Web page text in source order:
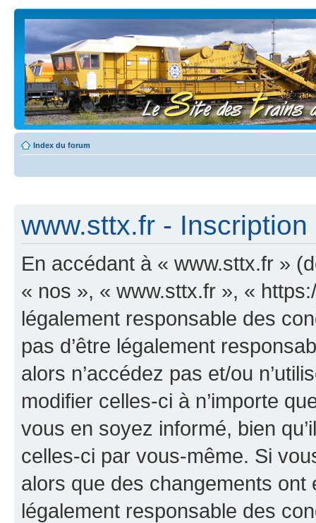
Index du forum
www.sttx.fr - Inscription
En accédant à « www.sttx.fr »
« nos », « www.sttx.fr », «
légalement responsable des
pas d’être légalement
alors n’accédez pas et/ou
modifier celles-ci à n’importe
vous en soyez informé, bien
celles-ci par vous-même. Si
alors que des changements ont
légalement responsable des